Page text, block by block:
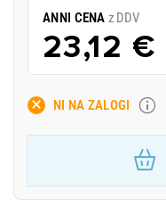
ANNI CENA z DDV
23,12 €
NI NA ZALOGI